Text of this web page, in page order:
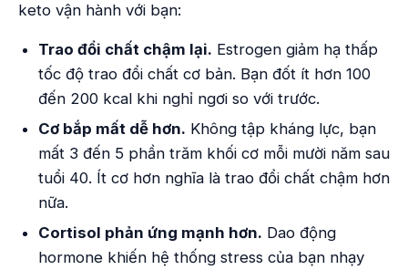
keto vận hành với bạn:
Trao đổi chất chậm lại. Estrogen giảm hạ thấp
tốc độ trao đổi chất cơ bản. Bạn đốt ít hơn 100
đến 200 kcal khi nghỉ ngơi so với trước.
Cơ bắp mất dễ hơn. Không tập kháng lực, bạn
mất 3 đến 5 phần trăm khối cơ mỗi mười năm sau
tuổi 40. Ít cơ hơn nghĩa là trao đổi chất chậm hơn
nữa.
Cortisol phản ứng mạnh hơn. Dao động
hormone khiến hệ thống stress của bạn nhạy